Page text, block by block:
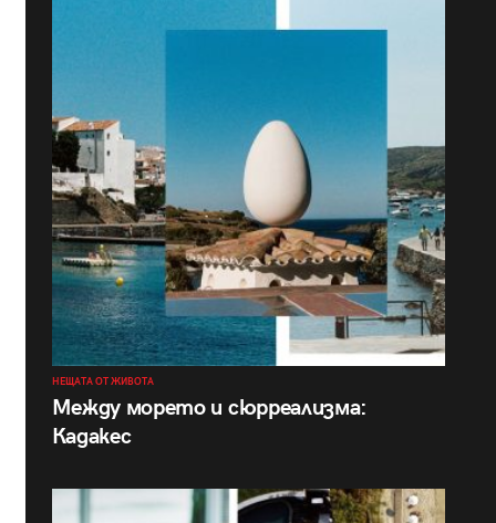
НЕЩАТА ОТ ЖИВОТА
Между морето и сюрреализма:
Кадакес